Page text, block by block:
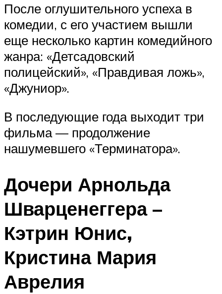
После оглушительного успеха в
комедии, с его участием вышли
еще несколько картин комедийного
жанра: «Детсадовский
полицейский», «Правдивая ложь»,
«Джуниор».
В последующие года выходит три
фильма — продолжение
нашумевшего «Терминатора».
Дочери Арнольда
Шварценеггера –
Кэтрин Юнис,
Кристина Мария
Аврелия